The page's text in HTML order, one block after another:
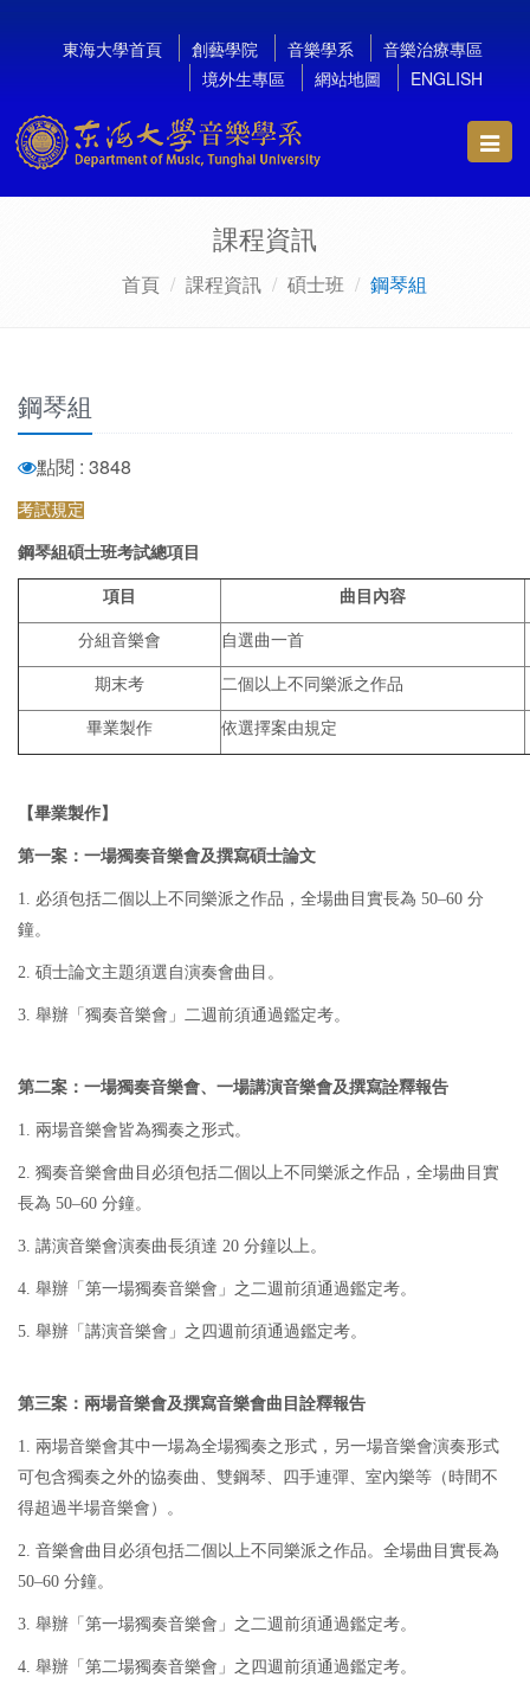
東海大學首頁 創藝學院 音樂學系
音樂治療專區
境外生專區
網站地圖 ENGLISH
課程資訊
首頁 課程資訊 碩士班 鋼琴組
鋼琴組
點閱 : 3848
考試規定
鋼琴組碩士班考試總項目
項目 曲目內容
分組音樂會 自選曲一首
期末考 二個以上不同樂派之作品
畢業製作 依選擇案由規定
【畢業製作】
第一案：一場獨奏音樂會及撰寫碩士論文
1. 必須包括二個以上不同樂派之作品，全場曲目實長為 50–60 分
鐘。
2. 碩士論文主題須選自演奏會曲目。
3. 舉辦「獨奏音樂會」二週前須通過鑑定考。
第二案：一場獨奏音樂會、一場講演音樂會及撰寫詮釋報告
1. 兩場音樂會皆為獨奏之形式。
2. 獨奏音樂會曲目必須包括二個以上不同樂派之作品，全場曲目實
長為 50–60 分鐘。
3. 講演音樂會演奏曲長須達 20 分鐘以上。
4. 舉辦「第一場獨奏音樂會」之二週前須通過鑑定考。
5. 舉辦「講演音樂會」之四週前須通過鑑定考。
第三案：兩場音樂會及撰寫音樂會曲目詮釋報告
1. 兩場音樂會其中一場為全場獨奏之形式，另一場音樂會演奏形式
可包含獨奏之外的協奏曲、雙鋼琴、四手連彈、室內樂等（時間不
得超過半場音樂會）。
2. 音樂會曲目必須包括二個以上不同樂派之作品。全場曲目實長為
50–60 分鐘。
3. 舉辦「第一場獨奏音樂會」之二週前須通過鑑定考。
4. 舉辦「第二場獨奏音樂會」之四週前須通過鑑定考。